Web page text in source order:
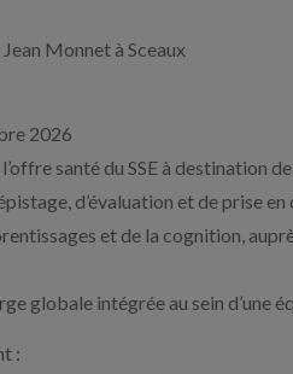
Monnet à Sceaux
2026
santé du SSE à destination
d’évaluation et de prise
et de la cognition,
globale intégrée au sein d’une
: